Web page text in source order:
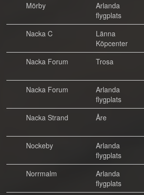
Mörby
Arlanda
flygplats
Nacka C
Länna
Köpcenter
Nacka Forum
Trosa
Nacka Forum
Arlanda
flygplats
Nacka Strand
Åre
Nockeby
Arlanda
flygplats
Norrmalm
Arlanda
flygplats